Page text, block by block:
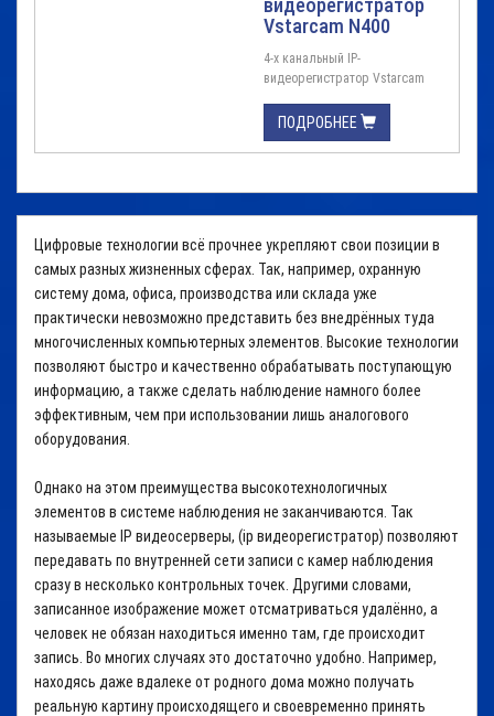
видеорегистратор
Vstarcam N400
4-х канальный IP-
видеорегистратор Vstarcam
разработан для записи,
хранения, отображения и
воспроизведения видео с 4 IP-
RTSP. Особенностью является
подключение накопителя
реализованна поддержка
облачных хранилищ.
Регистратор Vstarcam
N400 поддерживает ...
ПОДРОБНЕЕ
Цифровые технологии всё прочнее укрепляют свои позиции в
самых разных жизненных сферах. Так, например, охранную
систему дома, офиса, производства или склада уже
практически невозможно представить без внедрённых туда
многочисленных компьютерных элементов. Высокие технологии
позволяют быстро и качественно обрабатывать поступающую
информацию, а также сделать наблюдение намного более
эффективным, чем при использовании лишь аналогового
оборудования.
Однако на этом преимущества высокотехнологичных
элементов в системе наблюдения не заканчиваются. Так
называемые IP видеосерверы, (ip видеорегистратор) позволяют
передавать по внутренней сети записи с камер наблюдения
сразу в несколько контрольных точек. Другими словами,
записанное изображение может отсматриваться удалённо, а
человек не обязан находиться именно там, где происходит
запись. Во многих случаях это достаточно удобно. Например,
находясь даже вдалеке от родного дома можно получать
реальную картину происходящего и своевременно принять